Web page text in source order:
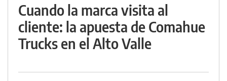
Cuando la marca visita al
cliente: la apuesta de Comahue
Trucks en el Alto Valle